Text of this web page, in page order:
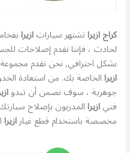
كراج ازيراتشتهر سياراتازيرا
لحادث ، فإننا نقدم إصلاحات
بشكل احترافي, نحن نقدم
ازيراالخاصة بك. من استعادة
جوهرية ، سوف نضمن أن تبدو
فنيازيراالمدربون بإصلاح
مخصصة باستخدام قطع غيارازيرا